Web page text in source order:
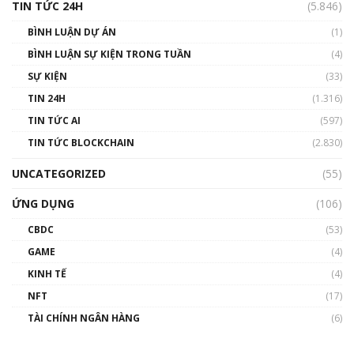
TIN TỨC 24H
(5.846)
BÌNH LUẬN DỰ ÁN
(1)
BÌNH LUẬN SỰ KIỆN TRONG TUẦN
(4)
SỰ KIỆN
(33)
TIN 24H
(1.316)
TIN TỨC AI
(597)
TIN TỨC BLOCKCHAIN
(2.830)
UNCATEGORIZED
(55)
ỨNG DỤNG
(106)
CBDC
(53)
GAME
(4)
KINH TẾ
(4)
NFT
(17)
TÀI CHÍNH NGÂN HÀNG
(6)